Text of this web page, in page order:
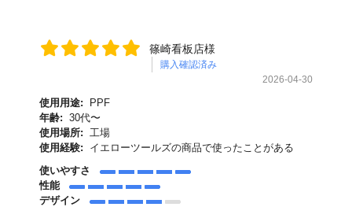
篠崎看板店様
購入確認済み
2026-04-30
使用用途:
PPF
年齢: 30代〜
使用場所:
工場
使用経験:
イエローツールズの商品で使ったことがある
使いやすさ
性能
デザイン